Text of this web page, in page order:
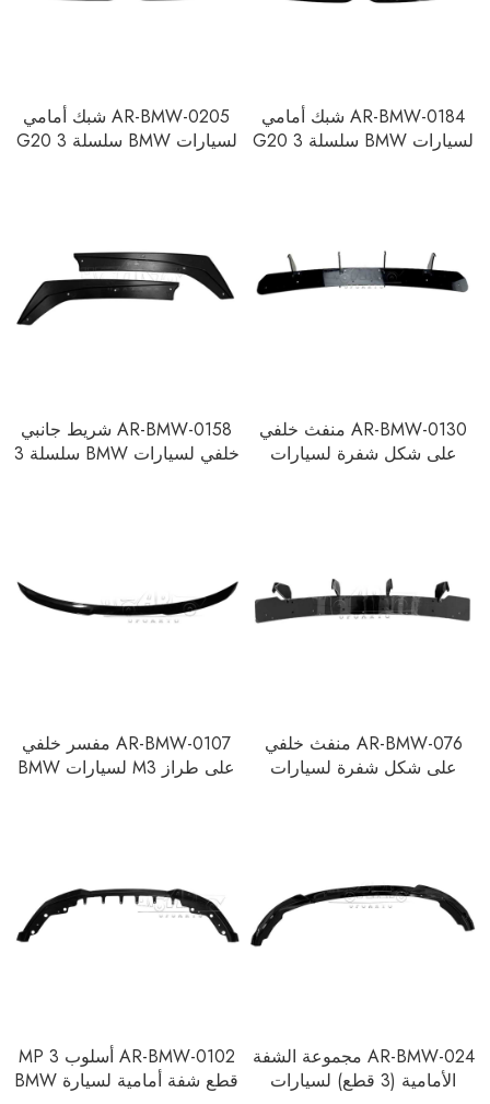
AR-BMW-0205 شبك أمامي
لسيارات BMW سلسلة 3 G20
AR-BMW-0184 شبك أمامي
لسيارات BMW سلسلة 3 G20
AR-BMW-0158 شريط جانبي
خلفي لسيارات BMW سلسلة 3
AR-BMW-0130 منفث خلفي
على شكل شفرة لسيارات
AR-BMW-0107 مفسر خلفي
على طراز M3 لسيارات BMW
AR-BMW-076 منفث خلفي
على شكل شفرة لسيارات
AR-BMW-0102 أسلوب MP 3
قطع شفة أمامية لسيارة BMW
AR-BMW-024 مجموعة الشفة
الأمامية (3 قطع) لسيارات